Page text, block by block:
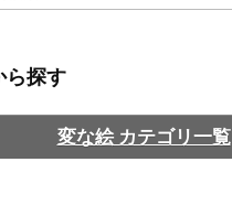
ら探す
変な絵 カテゴリ一覧